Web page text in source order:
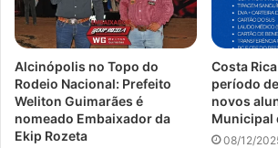
Alcinópolis no Topo do
Rodeio Nacional: Prefeito
Weliton Guimarães é
nomeado Embaixador da
Ekip Rozeta
Costa
período
novos
Municipal
08/12/